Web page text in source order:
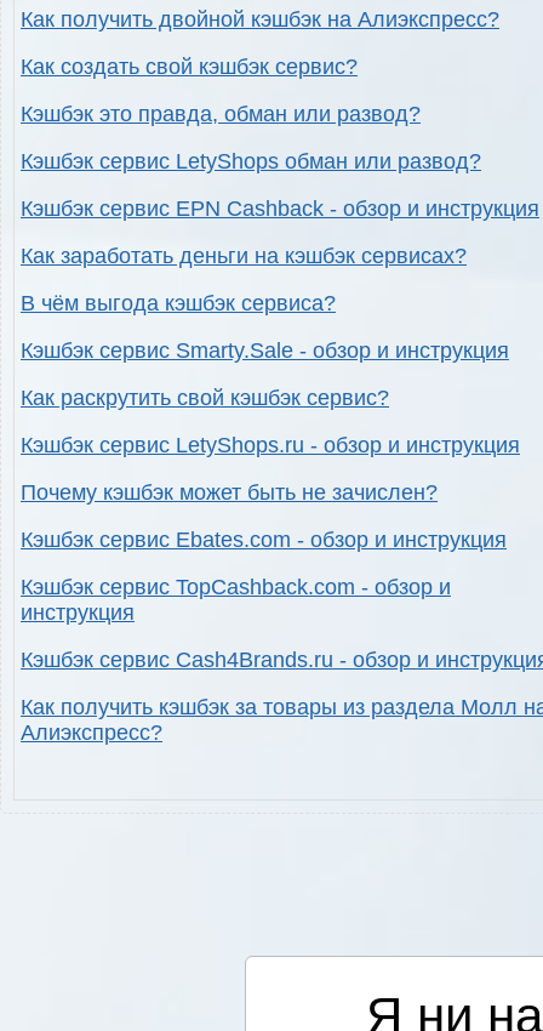
Как получить двойной кэшбэк на Алиэкспресс?
Как создать свой кэшбэк сервис?
Кэшбэк это правда, обман или развод?
Кэшбэк сервис LetyShops обман или развод?
Кэшбэк сервис EPN Cashback - обзор и инструкция
Как заработать деньги на кэшбэк сервисах?
В чём выгода кэшбэк сервиса?
Кэшбэк сервис Smarty.Sale - обзор и инструкция
Как раскрутить свой кэшбэк сервис?
Кэшбэк сервис LetyShops.ru - обзор и инструкция
Почему кэшбэк может быть не зачислен?
Кэшбэк сервис Ebates.com - обзор и инструкция
Кэшбэк сервис TopCashback.com - обзор и
инструкция
Кэшбэк сервис Cash4Brands.ru - обзор и
Как получить кэшбэк за товары из раздела Молл
Алиэкспресс?
Я ни